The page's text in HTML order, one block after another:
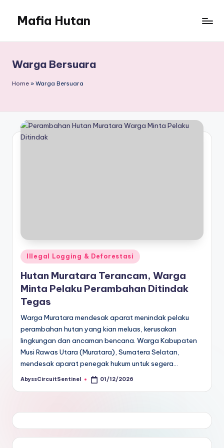
content
Mafia Hutan
dan
Perusakan
Hutan
Warga Bersuara
Home » Warga Bersuara
Posted
in
Illegal Logging & Deforestasi
Hutan Muratara Terancam, Warga
Minta Pelaku Perambahan Ditindak
Tegas
Warga Muratara mendesak aparat menindak pelaku
perambahan hutan yang kian meluas, kerusakan
lingkungan dan ancaman bencana. Warga Kabupaten
Musi Rawas Utara (Muratara), Sumatera Selatan,
mendesak aparat penegak hukum untuk segera…
Posted
AbyssCircuitSentinel 01/12/2026